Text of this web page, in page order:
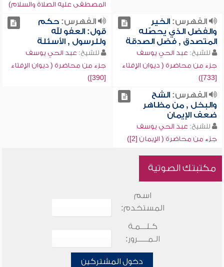
المصطفى عليه الصلاة والسلام)
الفهرس:الخير
والفضل الذي يحصّله
المتصدق , فضل الصدقة
للشيخ: عبد الحي يوسف
جزء من محاضرة ( ديوان الإفتاء
[733])
الفهرس:حكم
قول: العفو لله
وللرسول , الأسئلة
للشيخ: عبد الحي يوسف
جزء من محاضرة ( ديوان الإفتاء
[390])
الفهرس:الشح
والبخل , من مظاهر
ضعف الإيمان
للشيخ: عبد الحي يوسف
جزء من محاضرة ( الإيمان [2])
مكتبتك الصوتية
اسم
المستخدم:
كـلـــمـة
الـمـــــرور:
دخول المشتركين